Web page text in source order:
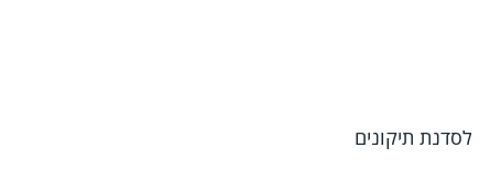
לסדנת תיקונים